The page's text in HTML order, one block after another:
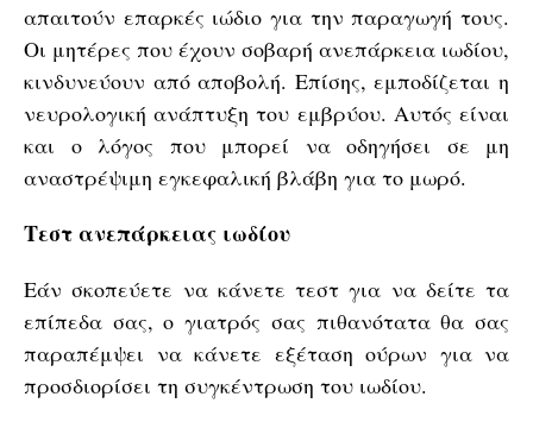
απαιτούν επαρκές ιώδιο για την παραγωγή τους.
Οι μητέρες που έχουν σοβαρή ανεπάρκεια ιωδίου,
κινδυνεύουν από αποβολή. Επίσης, εμποδίζεται η
νευρολογική ανάπτυξη του εμβρύου. Αυτός είναι
και ο λόγος που μπορεί να οδηγήσει σε μη
αναστρέψιμη εγκεφαλική βλάβη για το μωρό.
Τεστ ανεπάρκειας ιωδίου
Εάν σκοπεύετε να κάνετε τεστ για να δείτε τα
επίπεδα σας, ο γιατρός σας πιθανότατα θα σας
παραπέμψει να κάνετε εξέταση ούρων για να
προσδιορίσει τη συγκέντρωση του ιωδίου.